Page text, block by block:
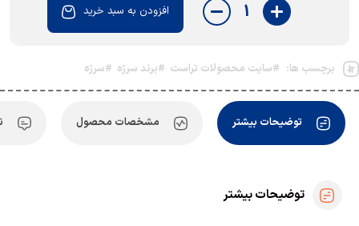
1 افزودن به سبد خرید
برچسب ها: #سایت محصولات تراست #برند سرژه #سرژه
توضیحات بیشتر مشخصات محصول
توضیحات بیشتر